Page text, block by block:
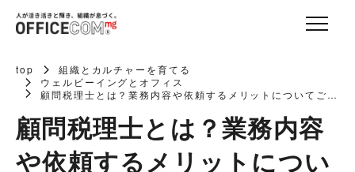
top
組織とカルチャーを育てる
ウェルビーイングとオフィス
顧問税理士とは？業務内容や依頼するメリットについてご紹
顧問税理士とは？業務内容
や依頼するメリットについ